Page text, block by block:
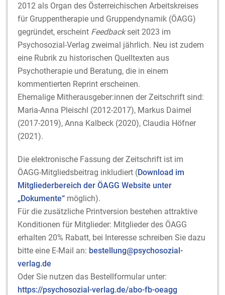
2012 als Organ des Österreichischen Arbeitskreises
für Gruppentherapie und Gruppendynamik (ÖAGG)
gegründet, erscheint Feedbackseit 2023 im
Psychosozial-Verlag zweimal jährlich. Neu ist zudem
eine Rubrik zu historischen Quelltexten aus
Psychotherapie und Beratung, die in einem
kommentierten Reprint erscheinen.
Ehemalige Mitherausgeber:innen der Zeitschrift sind:
Maria-Anna Pleischl (2012-2017), Markus Daimel
(2017-2019), Anna Kalbeck (2020), Claudia Höfner
(2021).
Die elektronische Fassung der Zeitschrift ist im
ÖAGG-Mitgliedsbeitrag inkludiert (Download im
Mitgliederbereich der ÖAGG Website unter
„Dokumente“ möglich).
Für die zusätzliche Printversion bestehen attraktive
Konditionen für Mitglieder: Mitglieder des ÖAGG
erhalten 20% Rabatt, bei Interesse schreiben Sie dazu
bitte eine E-Mail an: bestellung@psychosozial-
verlag.de
Oder Sie nutzen das Bestellformular unter:
https://psychosozial-verlag.de/abo-fb-oeagg